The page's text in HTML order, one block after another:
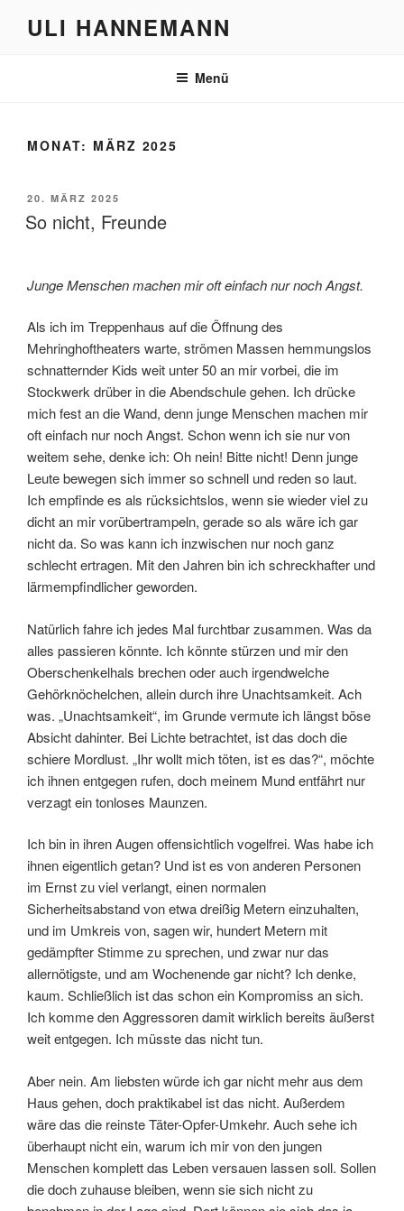
InhaltULI HANNEMANN
Menü
MONAT: MÄRZ 2025
VERÖFFENTLICHT
AM
20. MÄRZ 2025
So nicht, Freunde
Junge Menschen machen mir oft einfach nur noch Angst.
Als ich im Treppenhaus auf die Öffnung des
Mehringhoftheaters warte, strömen Massen hemmungslos
schnatternder Kids weit unter 50 an mir vorbei, die im
Stockwerk drüber in die Abendschule gehen. Ich drücke
mich fest an die Wand, denn junge Menschen machen mir
oft einfach nur noch Angst. Schon wenn ich sie nur von
weitem sehe, denke ich: Oh nein! Bitte nicht! Denn junge
Leute bewegen sich immer so schnell und reden so laut.
Ich empfinde es als rücksichtslos, wenn sie wieder viel zu
dicht an mir vorübertrampeln, gerade so als wäre ich gar
nicht da. So was kann ich inzwischen nur noch ganz
schlecht ertragen. Mit den Jahren bin ich schreckhafter und
lärmempfindlicher geworden.
Natürlich fahre ich jedes Mal furchtbar zusammen. Was da
alles passieren könnte. Ich könnte stürzen und mir den
Oberschenkelhals brechen oder auch irgendwelche
Gehörknöchelchen, allein durch ihre Unachtsamkeit. Ach
was. „Unachtsamkeit“, im Grunde vermute ich längst böse
Absicht dahinter. Bei Lichte betrachtet, ist das doch die
schiere Mordlust. „Ihr wollt mich töten, ist es das?“, möchte
ich ihnen entgegen rufen, doch meinem Mund entfährt nur
verzagt ein tonloses Maunzen.
Ich bin in ihren Augen offensichtlich vogelfrei. Was habe ich
ihnen eigentlich getan? Und ist es von anderen Personen
im Ernst zu viel verlangt, einen normalen
Sicherheitsabstand von etwa dreißig Metern einzuhalten,
und im Umkreis von, sagen wir, hundert Metern mit
gedämpfter Stimme zu sprechen, und zwar nur das
allernötigste, und am Wochenende gar nicht? Ich denke,
kaum. Schließlich ist das schon ein Kompromiss an sich.
Ich komme den Aggressoren damit wirklich bereits äußerst
weit entgegen. Ich müsste das nicht tun.
Aber nein. Am liebsten würde ich gar nicht mehr aus dem
Haus gehen, doch praktikabel ist das nicht. Außerdem
wäre das die reinste Täter-Opfer-Umkehr. Auch sehe ich
überhaupt nicht ein, warum ich mir von den jungen
Menschen komplett das Leben versauen lassen soll. Sollen
die doch zuhause bleiben, wenn sie sich nicht zu